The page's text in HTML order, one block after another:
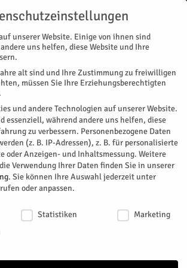
Um Erfolg ringen
2025 317 0
Twitter
unserer Website. Einige von ihnen sind
uns helfen, diese Website und Ihre
alt sind und Ihre Zustimmung zu freiwilligen
müssen Sie Ihre Erziehungsberechtigten
und andere Technologien auf unserer Website.
essenziell, während andere uns helfen, diese
zu verbessern. Personenbezogene Daten
(z. B. IP-Adressen), z. B. für personalisierte
oder Anzeigen- und Inhaltsmessung. Weitere
Verwendung Ihrer Daten finden Sie in unserer
. Sie können Ihre Auswahl jederzeit unter
oder anpassen.
Statistiken
Marketing